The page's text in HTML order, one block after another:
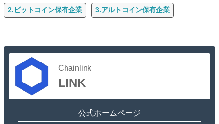
2.ビットコイン保有企業 3.アルトコイン保有企業
Chainlink
LINK
公式ホームページ